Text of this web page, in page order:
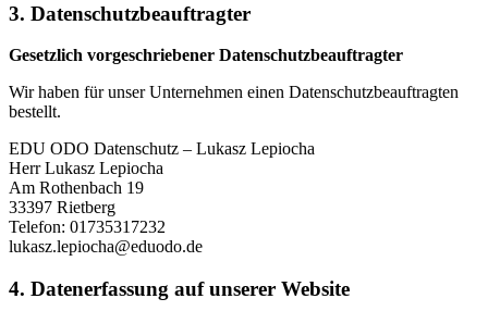
3. Datenschutzbeauftragter
Gesetzlich vorgeschriebener Datenschutzbeauftragter
Wir haben für unser Unternehmen einen Datenschutzbeauftragten
bestellt.
EDU ODO Datenschutz – Lukasz Lepiocha
Herr Lukasz Lepiocha
Am Rothenbach 19
33397 Rietberg
Telefon: 01735317232
lukasz.lepiocha@eduodo.de
4. Datenerfassung auf unserer Website